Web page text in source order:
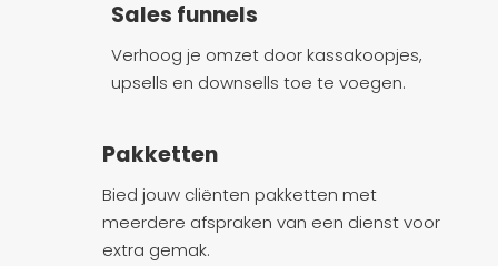
Sales funnels
Verhoog je omzet door kassakoopjes,
upsells en downsells toe te voegen.
Pakketten
Bied jouw cliënten pakketten met
meerdere afspraken van een dienst voor
extra gemak.